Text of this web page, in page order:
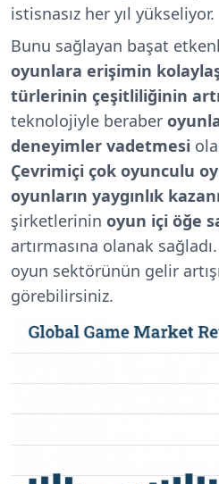
istisnasız her yıl yükseliyor.
Bunu sağlayan başat
oyunlara erişimin
türlerinin çeşitliliğinin
teknolojiyle beraber
deneyimler vadetmesi
Çevrimiçi çok oyunculu
oyunların yaygınlık
şirketlerinin oyun içi öğe
artırmasına olanak
oyun sektörünün gelir
görebilirsiniz.